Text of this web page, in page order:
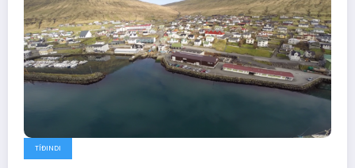
TÍÐINDI